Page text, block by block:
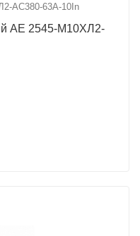
AC380-63А-10In
АЕ 2545-М10ХЛ2-